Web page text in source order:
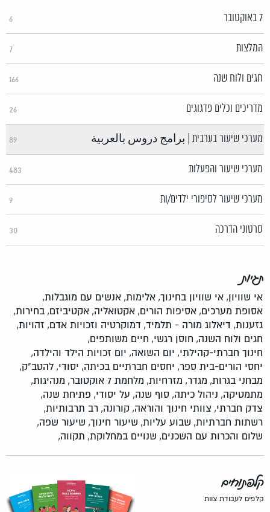
7 באוקטובר 6
המלצות 7
חגים ולוח שנה 166
מדריכים וכלים פדגוגים 26
מערכי שיעור בערבית | برامج دروس بالعربية 89
מערכי שיעור והפעלות 483
מערכי שיעור לסיפורי ילדים/ות 9
סרטוני הדרכה 30
תגיות
אי שוויון, אי שוויון בחינוך, אלימות, אנשים עם מוגבלות,
אסופת מערכים, אסיפות הורים, אקטואליה, אקטיביזם, בחירות,
גזענות, דיאלוג מורה - תלמיד, דמוקרטיה וזכויות אדם, זהויות,
חגים ולוח השנה, חוסן רגשי, חיים משותפים,
חינוך חברתי-קהילתי, יום השואה, יום זכויות הילד והילדה,
יחסי הורים-בית ספר, יחסים חברתיים בכיתה, יסודי, להטב"ק,
מבחני בגרות, מגדר, מזרחיות, מלחמת 7 אוקטובר,
מנהיגות,
מתמטיקה, ניהול כיתה, סוף שנה, על יסודי, פתיחת שנה,
צדק חברתי, צוותי חינוך והוראה, קורונה, רב תרבותיות,
רשתות חברתיות, שבוע עליות, שיעור חינוך, שיעור שפה,
שלום והכרות עם השכנים, שנויים במחלוקת, תקווה,
קלפתוחים
קלפים לעבודת צוות